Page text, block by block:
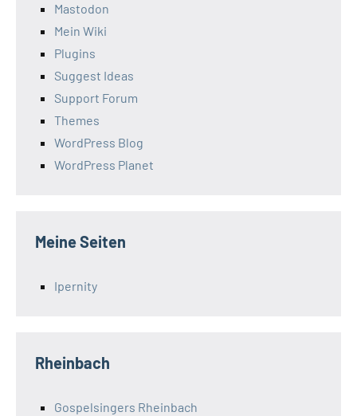
Mastodon
Mein Wiki
Plugins
Suggest Ideas
Support Forum
Themes
WordPress Blog
WordPress Planet
Meine Seiten
Ipernity
Rheinbach
Gospelsingers Rheinbach